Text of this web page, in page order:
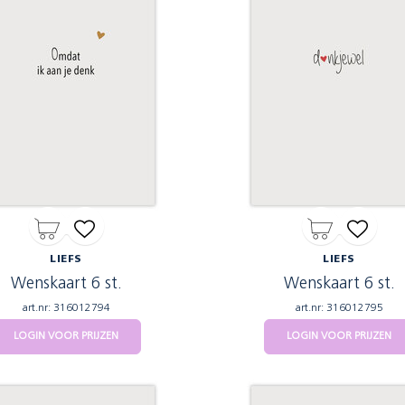
LIEFS
Wenskaart 6 st.
art.nr: 316012794
LOGIN VOOR PRIJZEN
LIEFS
Wenskaart 6 st.
art.nr: 316012795
LOGIN VOOR PRIJZEN